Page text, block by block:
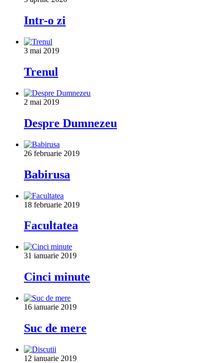
Intr-o zi
3 mai 2019
Trenul
2 mai 2019
Despre Dumnezeu
26 februarie 2019
Babirusa
18 februarie 2019
Facultatea
31 ianuarie 2019
Cinci minute
16 ianuarie 2019
Suc de mere
12 ianuarie 2019